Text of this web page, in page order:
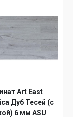
Art East
Дуб Тесей (с
6 мм ASU